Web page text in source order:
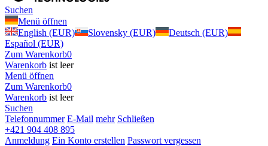
Suchen
Menü öffnen
English (EUR)
Slovensky (EUR)
Deutsch (EUR)
Español (EUR)
Zum Warenkorb0
Warenkorb ist leer
Menü öffnen
Zum Warenkorb0
Warenkorb ist leer
Suchen
Telefonnummer E-Mail mehr Schließen
+421 904 408 895
Anmeldung Ein Konto erstellen Passwort vergessen